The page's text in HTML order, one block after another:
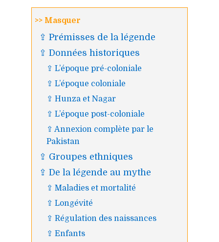
>> Masquer
⇪ Prémisses de la légende
⇪ Données historiques
⇪ L’époque pré-coloniale
⇪ L’époque coloniale
⇪ Hunza et Nagar
⇪ L’époque post-coloniale
⇪ Annexion complète par le
Pakistan
⇪ Groupes ethniques
⇪ De la légende au mythe
⇪ Maladies et mortalité
⇪ Longévité
⇪ Régulation des naissances
⇪ Enfants